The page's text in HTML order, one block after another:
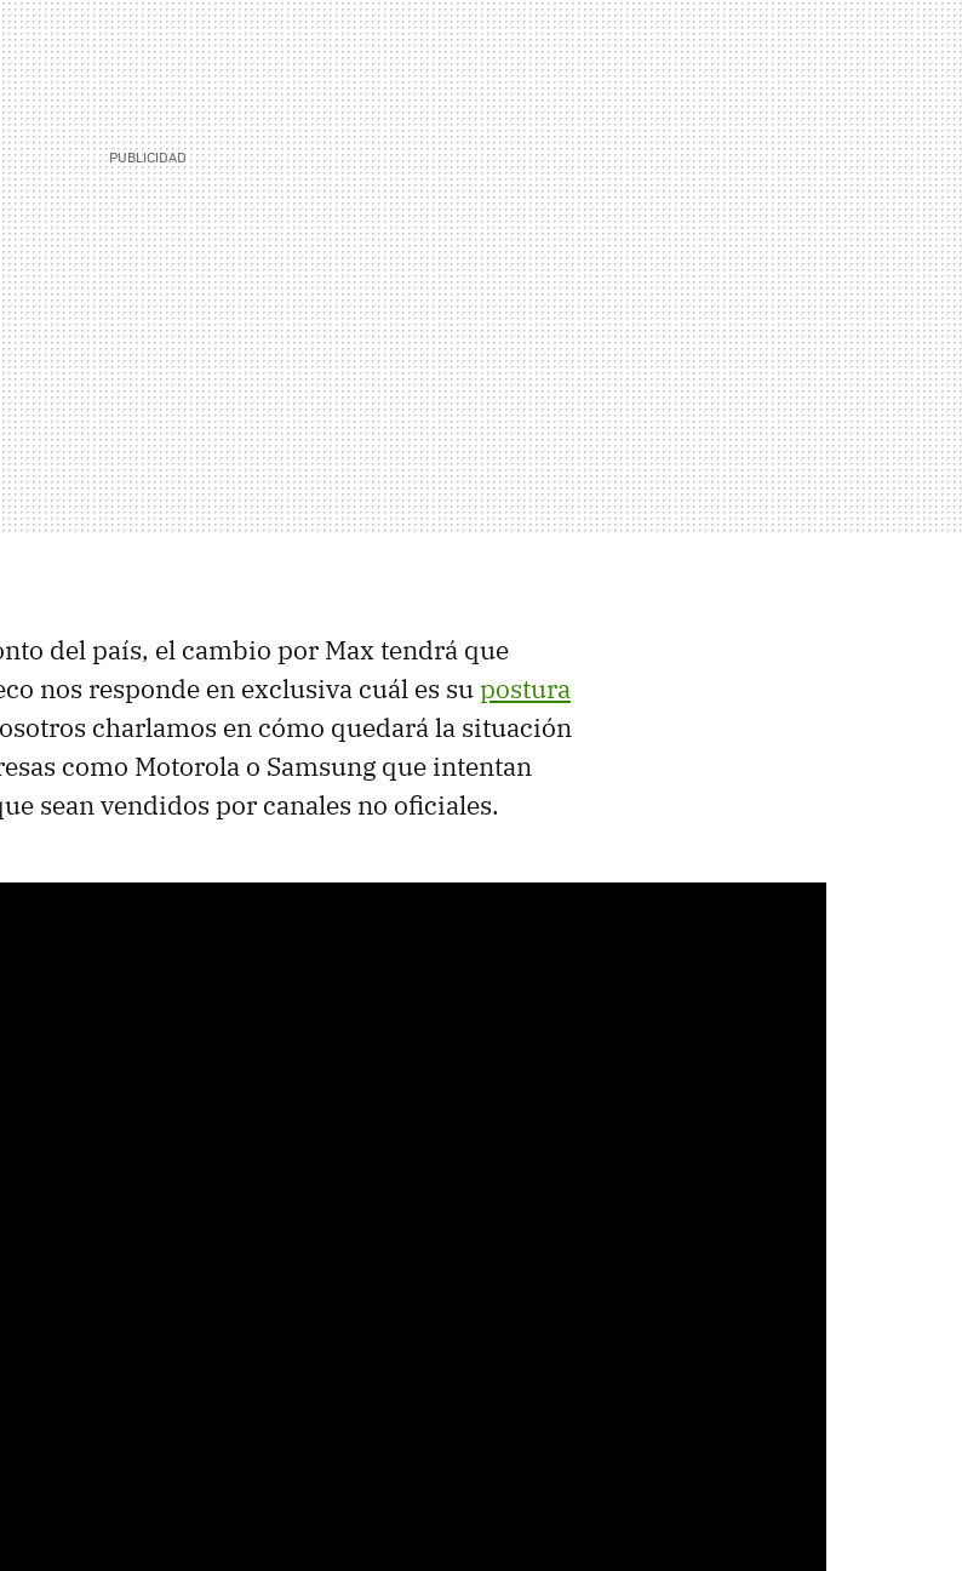
del país, el cambio por Max tendrá que
nos responde en exclusiva cuál es supostura
charlamos en cómo quedará la situación
como Motorola o Samsung que intentan
sean vendidos por canales no oficiales.